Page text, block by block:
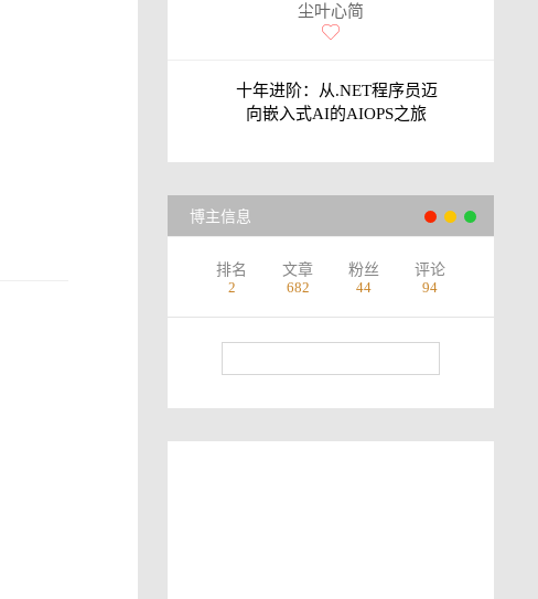
尘叶心简
十年进阶：从.NET程序员迈
向嵌入式AI的AIOPS之旅
博主信息
排名
2
文章
682
粉丝
44
评论
94